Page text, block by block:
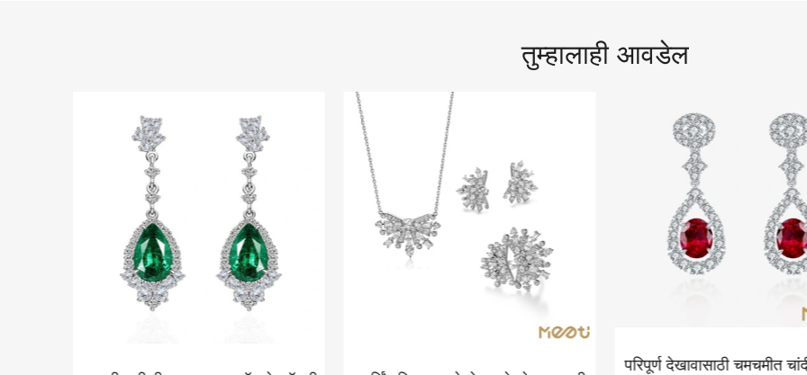
तुम्हालाही आवडेल
परिपूर्ण देखावासाठी चमचमीत